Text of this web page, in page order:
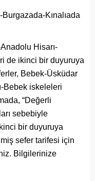
Kınalıada
Hisarı-
de ikinci bir duyuruya
Bebek-Üsküdar
Bebek iskeleleri
“Değerli
sebebiyle
bir duyuruya
sefer tarifesi için
Bilgilerinize